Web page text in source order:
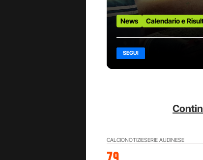
News Calendario e
SEGUI
CALCIONOTIZIESERIE AUDINESE